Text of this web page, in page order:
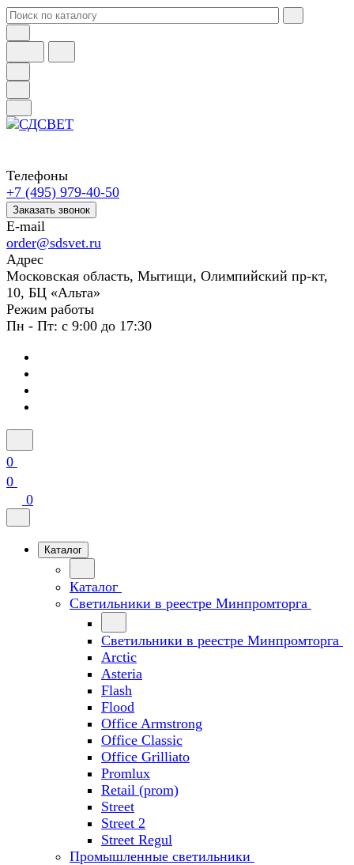
Телефоны
+7 (495) 979-40-50
Заказать звонок
E-mail
order@sdsvet.ru
Адрес
Московская область, Мытищи, Олимпийский пр-кт,
10, БЦ «Альта»
Режим работы
Пн - Пт: с 9:00 до 17:30
0
0
0
Каталог
Каталог
Светильники в реестре Минпромторга
Светильники в реестре Минпромторга
Arctic
Asteria
Flash
Flood
Office Armstrong
Office Classic
Office Grilliato
Promlux
Retail (prom)
Street
Street 2
Street Regul
Промышленные светильники